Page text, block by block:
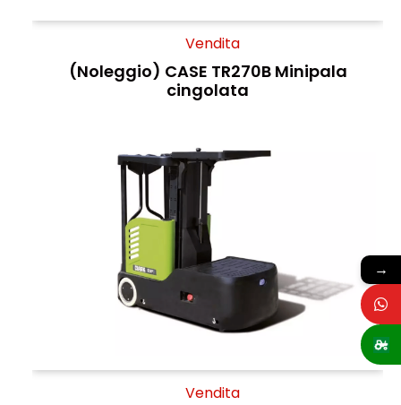
Vendita
(Noleggio) CASE TR270B Minipala
cingolata
Vendita
→